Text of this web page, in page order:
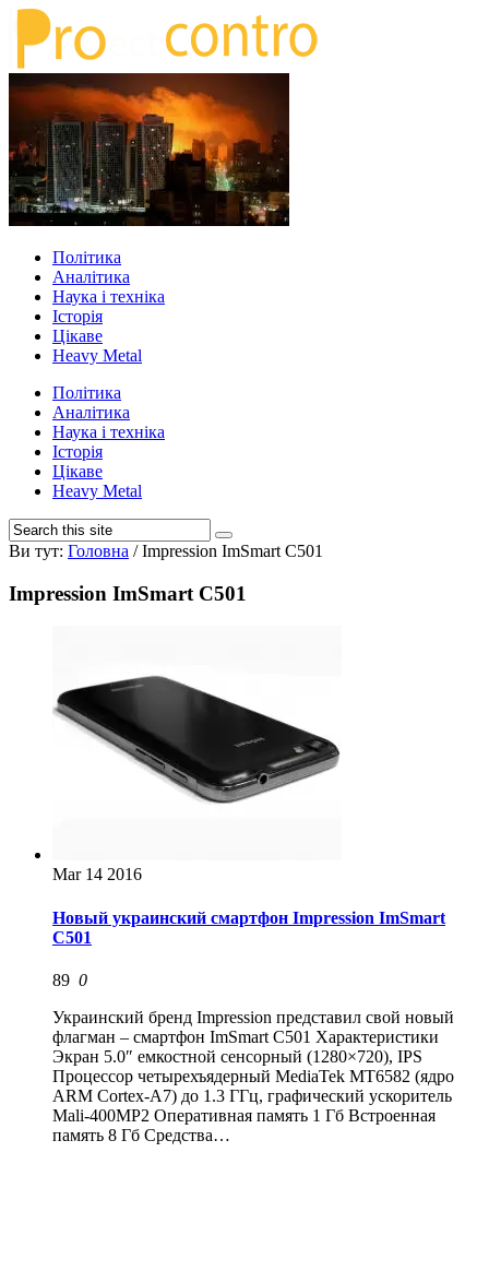
Політика
Аналітика
Наука і техніка
Історія
Цікаве
Heavy Metal
Політика
Аналітика
Наука і техніка
Історія
Цікаве
Heavy Metal
Ви тут: Головна /Impression ImSmart C501
Impression ImSmart C501
Mar 14 2016
Новый украинский смартфон Impression ImSmart
C501
89 0
Украинский бренд Impression представил свой новый
флагман – смартфон ImSmart C501 Характеристики
Экран 5.0″ емкостной сенсорный (1280×720), IPS
Процессор четырехъядерный MediaTek MT6582 (ядро
ARM Cortex-A7) до 1.3 ГГц, графический ускоритель
Mali-400MP2 Оперативная память 1 Гб Встроенная
память 8 Гб Средства…